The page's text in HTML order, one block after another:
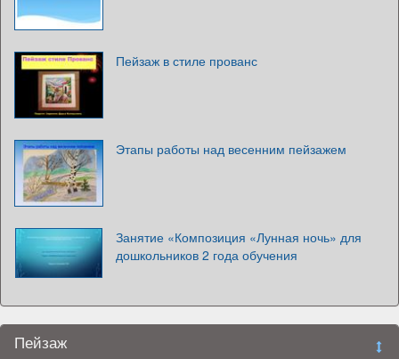
Пейзаж в стиле прованс
Этапы работы над весенним пейзажем
Занятие «Композиция «Лунная ночь» для
дошкольников 2 года обучения
Пейзаж